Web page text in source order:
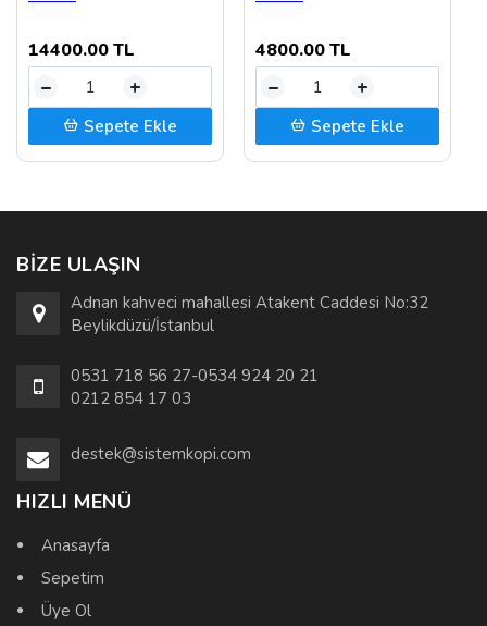
14400.00 TL
– +
Sepete Ekle
4800.00 TL
– +
Sepete Ekle
BIZE ULAŞIN
Adnan kahveci mahallesi Atakent Caddesi No:32
Beylikdüzü/İstanbul
0531 718 56 27-0534 924 20 21
0212 854 17 03
destek@sistemkopi.com
HIZLI MENÜ
Anasayfa
Sepetim
Üye Ol